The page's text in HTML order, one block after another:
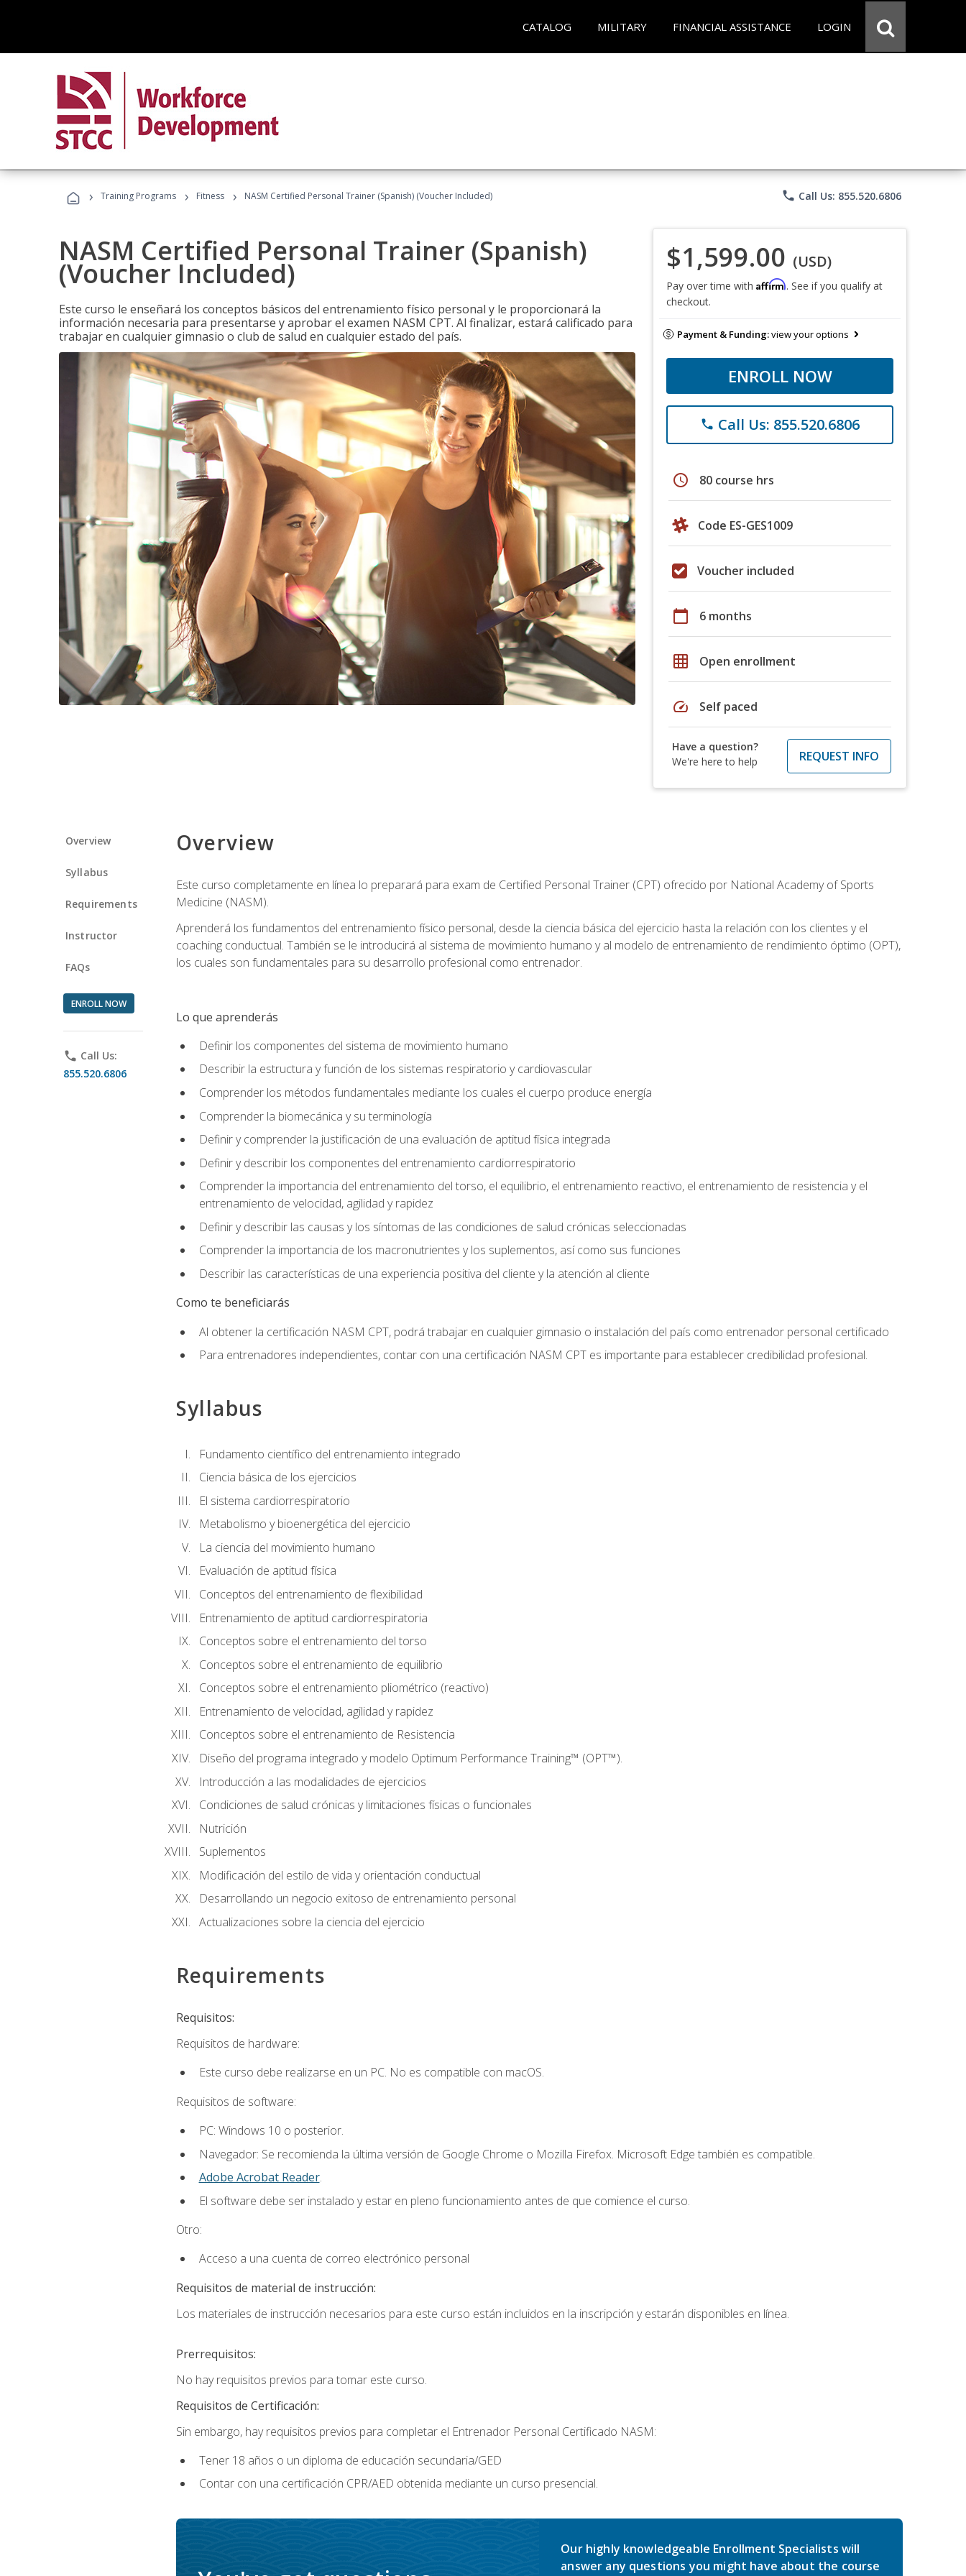
CATALOG MILITARY FINANCIAL ASSISTANCE LOGIN
› Training Programs › Fitness › NASM Certified Personal Trainer (Spanish) (Voucher Included) phone Call Us: 855.520.6806
NASM Certified Personal Trainer (Spanish)
(Voucher Included)
Este curso le enseñará los conceptos básicos del entrenamiento físico personal y le proporcionará la
información necesaria para presentarse y aprobar el examen NASM CPT. Al finalizar, estará calificado para
trabajar en cualquier gimnasio o club de salud en cualquier estado del país.
$1,599.00 (USD)
Pay over time with Affirm. See if you qualify at
checkout.
Payment & Funding:view your options
ENROLL NOW
phone Call Us: 855.520.6806
schedule 80 course hrs
Code ES-GES1009
Voucher included
calendar_today 6 months
grid_on Open enrollment
speed Self paced
Have a question?
We're here to help
REQUEST INFO
Overview
Syllabus
Requirements
Instructor
FAQs
ENROLL NOW
phone Call Us:
855.520.6806
Overview
Este curso completamente en línea lo preparará para exam de Certified Personal Trainer (CPT) ofrecido por National Academy of Sports
Medicine (NASM).
Aprenderá los fundamentos del entrenamiento físico personal, desde la ciencia básica del ejercicio hasta la relación con los clientes y el
coaching conductual. También se le introducirá al sistema de movimiento humano y al modelo de entrenamiento de rendimiento óptimo (OPT),
los cuales son fundamentales para su desarrollo profesional como entrenador.
Lo que aprenderás
Definir los componentes del sistema de movimiento humano
Describir la estructura y función de los sistemas respiratorio y cardiovascular
Comprender los métodos fundamentales mediante los cuales el cuerpo produce energía
Comprender la biomecánica y su terminología
Definir y comprender la justificación de una evaluación de aptitud física integrada
Definir y describir los componentes del entrenamiento cardiorrespiratorio
Comprender la importancia del entrenamiento del torso, el equilibrio, el entrenamiento reactivo, el entrenamiento de resistencia y el
entrenamiento de velocidad, agilidad y rapidez
Definir y describir las causas y los síntomas de las condiciones de salud crónicas seleccionadas
Comprender la importancia de los macronutrientes y los suplementos, así como sus funciones
Describir las características de una experiencia positiva del cliente y la atención al cliente
Como te beneficiarás
Al obtener la certificación NASM CPT, podrá trabajar en cualquier gimnasio o instalación del país como entrenador personal certificado
Para entrenadores independientes, contar con una certificación NASM CPT es importante para establecer credibilidad profesional.
Syllabus
Fundamento científico del entrenamiento integrado
Ciencia básica de los ejercicios
El sistema cardiorrespiratorio
Metabolismo y bioenergética del ejercicio
La ciencia del movimiento humano
Evaluación de aptitud física
Conceptos del entrenamiento de flexibilidad
Entrenamiento de aptitud cardiorrespiratoria
Conceptos sobre el entrenamiento del torso
Conceptos sobre el entrenamiento de equilibrio
Conceptos sobre el entrenamiento pliométrico (reactivo)
Entrenamiento de velocidad, agilidad y rapidez
Conceptos sobre el entrenamiento de Resistencia
Diseño del programa integrado y modelo Optimum Performance Training™ (OPT™).
Introducción a las modalidades de ejercicios
Condiciones de salud crónicas y limitaciones físicas o funcionales
Nutrición
Suplementos
Modificación del estilo de vida y orientación conductual
Desarrollando un negocio exitoso de entrenamiento personal
Actualizaciones sobre la ciencia del ejercicio
Requirements
Requisitos:
Requisitos de hardware:
Este curso debe realizarse en un PC. No es compatible con macOS.
Requisitos de software:
PC: Windows 10 o posterior.
Navegador: Se recomienda la última versión de Google Chrome o Mozilla Firefox. Microsoft Edge también es compatible.
Adobe Acrobat Reader.
El software debe ser instalado y estar en pleno funcionamiento antes de que comience el curso.
Otro:
Acceso a una cuenta de correo electrónico personal
Requisitos de material de instrucción:
Los materiales de instrucción necesarios para este curso están incluidos en la inscripción y estarán disponibles en línea.
Prerrequisitos:
No hay requisitos previos para tomar este curso.
Requisitos de Certificación:
Sin embargo, hay requisitos previos para completar el Entrenador Personal Certificado NASM:
Tener 18 años o un diploma de educación secundaria/GED
Contar con una certificación CPR/AED obtenida mediante un curso presencial.
Our highly knowledgeable Enrollment Specialists will
answer any questions you might have about the course